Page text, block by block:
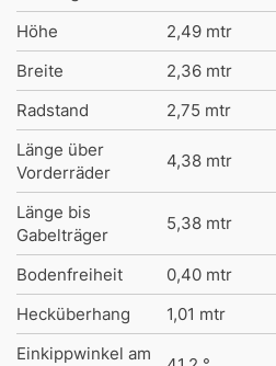
Höhe 2,49 mtr
Breite
2,36 mtr
Radstand
2,75 mtr
Länge über
Vorderräder
4,38 mtr
Länge bis
Gabelträger
5,38 mtr
Bodenfreiheit 0,40 mtr
Hecküberhang
1,01 mtr
Einkippwinkel am